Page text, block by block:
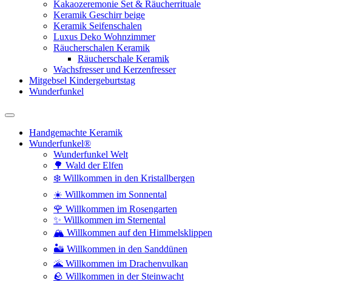
Kakaozeremonie Set & Räucherrituale
Keramik Geschirr beige
Keramik Seifenschalen
Luxus Deko Wohnzimmer
Räucherschalen Keramik
Räucherschale Keramik
Wachsfresser und Kerzenfresser
Mitgebsel Kindergeburtstag
Wunderfunkel
Handgemachte Keramik
Wunderfunkel®
Wunderfunkel Welt
🌳 Wald der Elfen
❄️ Willkommen in den Kristallbergen
☀️ Willkommen im Sonnental
🌹 Willkommen im Rosengarten
✨ Willkommen im Sternental
🏔️ Willkommen auf den Himmelsklippen
🏜️ Willkommen in den Sanddünen
🌋 Willkommen im Drachenvulkan
🪨 Willkommen in der Steinwacht